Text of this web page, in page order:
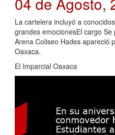
La cartelera incluyó a
grandes emocionesEl cargo
Arena Coliseo Hades apareció
Oaxaca.
El Imparcial Oaxaca